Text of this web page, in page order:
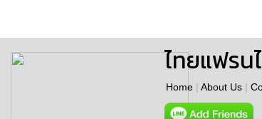
ไทยแฟรน
Home | About Us |